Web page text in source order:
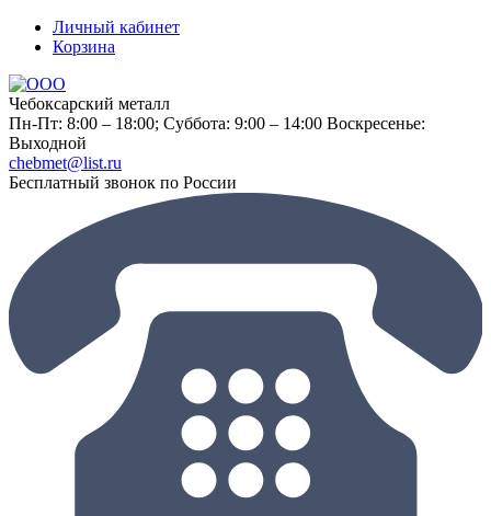
Личный кабинет
Корзина
Чебоксарский металл
Пн-Пт: 8:00 – 18:00; Суббота: 9:00 – 14:00 Воскресенье:
Выходной
chebmet@list.ru
Бесплатный звонок по России